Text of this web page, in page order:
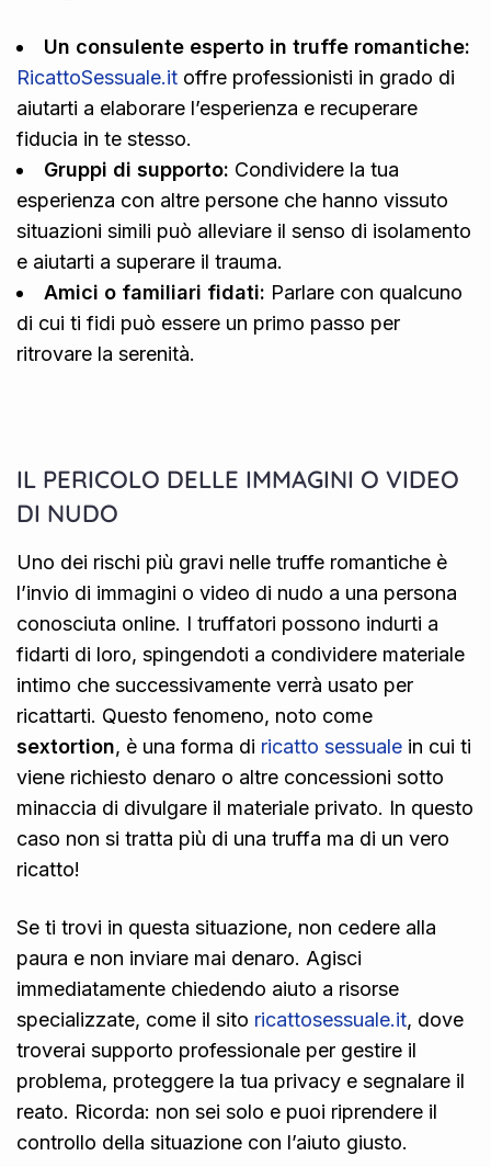
Un consulente esperto in truffe romantiche:
RicattoSessuale.it offre professionisti in grado di
aiutarti a elaborare l’esperienza e recuperare
fiducia in te stesso.
Gruppi di supporto: Condividere la tua
esperienza con altre persone che hanno vissuto
situazioni simili può alleviare il senso di isolamento
e aiutarti a superare il trauma.
Amici o familiari fidati: Parlare con qualcuno
di cui ti fidi può essere un primo passo per
ritrovare la serenità.
IL PERICOLO DELLE IMMAGINI O VIDEO
DI NUDO
Uno dei rischi più gravi nelle truffe romantiche è
l’invio di immagini o video di nudo a una persona
conosciuta online. I truffatori possono indurti a
fidarti di loro, spingendoti a condividere materiale
intimo che successivamente verrà usato per
ricattarti. Questo fenomeno, noto come
sextortion, è una forma di ricatto sessuale in cui ti
viene richiesto denaro o altre concessioni sotto
minaccia di divulgare il materiale privato. In questo
caso non si tratta più di una truffa ma di un vero
ricatto!
Se ti trovi in questa situazione, non cedere alla
paura e non inviare mai denaro. Agisci
immediatamente chiedendo aiuto a risorse
specializzate, come il sito ricattosessuale.it, dove
troverai supporto professionale per gestire il
problema, proteggere la tua privacy e segnalare il
reato. Ricorda: non sei solo e puoi riprendere il
controllo della situazione con l’aiuto giusto.